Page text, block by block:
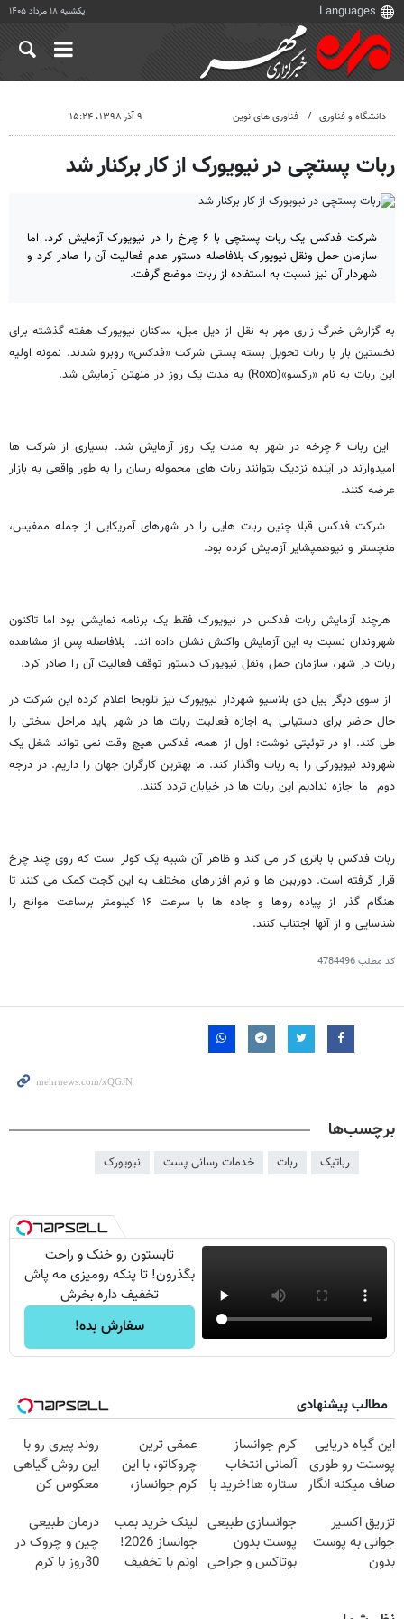
یکشنبه ۱۸ مرداد ۱۴۰۵
دانشگاه و فناوری فناوری های نوین ۹ آذر ۱۳۹۸، ۱۵:۲۴
ربات پستچی در نیویورک از کار برکنار شد
شرکت فدکس یک ربات پستچی با ۶ چرخ را در نیویورک آزمایش کرد. اما
سازمان حمل ونقل نیویورک بلافاصله دستور عدم فعالیت آن را صادر کرد و
شهردار آن نیز نسبت به استفاده از ربات موضع گرفت.
به گزارش خبرگ زاری مهر به نقل از دیل میل، ساکنان نیویورک هفته گذشته برای
نخستین بار با ربات تحویل بسته پستی شرکت «فدکس» روبرو شدند. نمونه اولیه
این ربات به نام «رکسو»(Roxo) به مدت یک روز در منهتن آزمایش شد.
این ربات ۶ چرخه در شهر به مدت یک روز آزمایش شد. بسیاری از شرکت ها
امیدوارند در آینده نزدیک بتوانند ربات های محموله رسان را به طور واقعی به بازار
عرضه کنند.
شرکت فدکس قبلا چنین ربات هایی را در شهرهای آمریکایی از جمله ممفیس،
منچستر و نیوهمپشایر آزمایش کرده بود.
هرچند آزمایش ربات فدکس در نیویورک فقط یک برنامه نمایشی بود اما تاکنون
شهروندان نسبت به این آزمایش واکنش نشان داده اند. بلافاصله پس از مشاهده
ربات در شهر، سازمان حمل ونقل نیویورک دستور توقف فعالیت آن را صادر کرد.
از سوی دیگر بیل دی بلاسیو شهردار نیویورک نیز تلویحا اعلام کرده این شرکت در
حال حاضر برای دستیابی به اجازه فعالیت ربات ها در شهر باید مراحل سختی را
طی کند. او در توئیتی نوشت: اول از همه، فدکس هیچ وقت نمی تواند شغل یک
شهروند نیویورکی را به ربات واگذار کند. ما بهترین کارگران جهان را داریم. در درجه
دوم ما اجازه ندادیم این ربات ها در خیابان تردد کنند.
ربات فدکس با باتری کار می کند و ظاهر آن شبیه یک کولر است که روی چند چرخ
قرار گرفته است. دوربین ها و نرم افزارهای مختلف به این گجت کمک می کنند تا
هنگام گذر از پیاده روها و جاده ها با سرعت ۱۶ کیلومتر برساعت موانع را
شناسایی و از آنها اجتناب کنند.
کد مطلب4784496
برچسب‌ها
رباتیک ربات خدمات رسانی پست نیویورک
تابستون رو خنک و راحت
بگذرون! تا پنکه رومیزی مه پاش
تخفیف داره بخرش
سفارش بده!
مطالب پیشنهادی
این گیاه دریایی
پوستت رو طوری
صاف میکنه انگار
شدی🔥
کرم جوانساز
آلمانی انتخاب
ستاره ها!خرید با
عمقی ترین
چروکاتو، با این
کرم جوانساز،
تخفیف سفارش
فوری)
روند پیری رو با
این روش گیاهی
معکوس کن
تزریق اکسیر
جوانی به پوست
بدون
جوانسازی طبیعی
پوست بدون
بوتاکس و جراحی
لینک خرید بمب
جوانساز 2026!
اونم با تخفیف
درمان طبیعی
چین و چروک در
30روز با کرم